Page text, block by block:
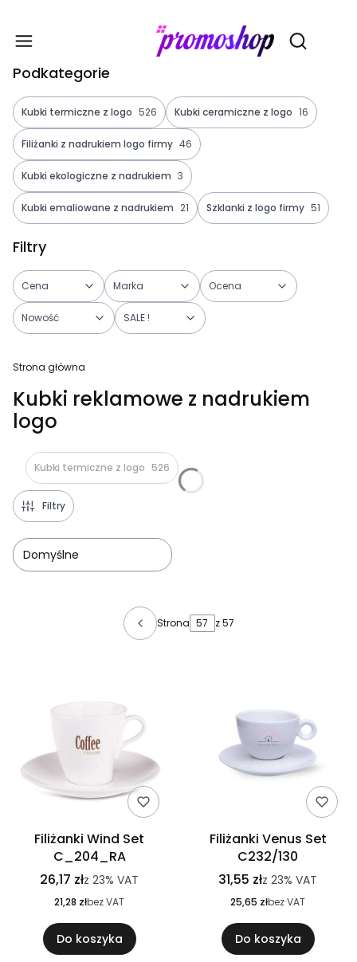
Otwórz
Podkategorie
Kubki termiczne z logo 526 Kubki ceramiczne z logo 16
Filiżanki z nadrukiem logo firmy 46
Kubki ekologiczne z nadrukiem 3
Kubki emaliowane z nadrukiem 21 Szklanki z logo firmy 51
Filtry
Cena Marka Ocena
Nowość SALE !
Strona główna
Kubki reklamowe z nadrukiem
logo
Kubki termiczne z logo 526
Filtry
Domyślne
Strona z 57
Filiżanki Wind Set
C_204_RA
26,17 złz 23% VAT
21,28 złbez VAT
Do koszyka
Filiżanki Venus Set
C232/130
31,55 złz 23% VAT
25,65 złbez VAT
Do koszyka